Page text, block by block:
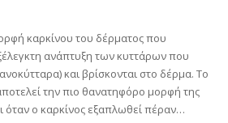
καρκίνου του δέρματος που
ανάπτυξη των κυττάρων που
και βρίσκονται στο δέρμα. Το
την πιο θανατηφόρο μορφή της
όταν ο καρκίνος εξαπλωθεί πέραν…